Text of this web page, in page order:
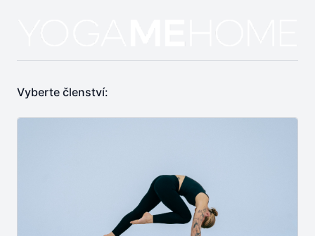
Vyberte členství: